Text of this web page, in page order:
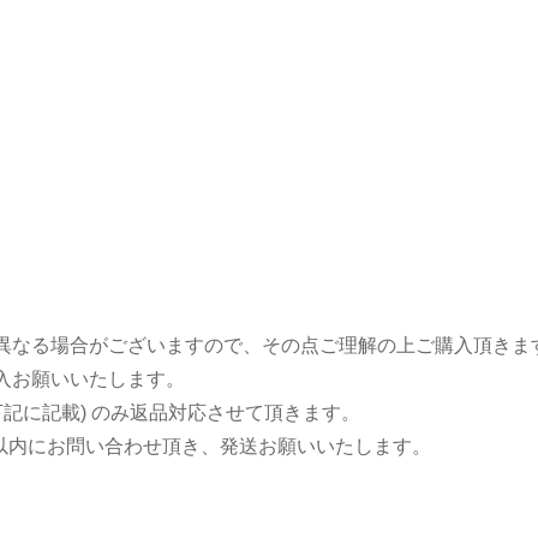
る場合がございますので、その点ご理解の上ご購入頂きま
願いいたします。
に記載) のみ返品対応させて頂きます。
にお問い合わせ頂き、発送お願いいたします。